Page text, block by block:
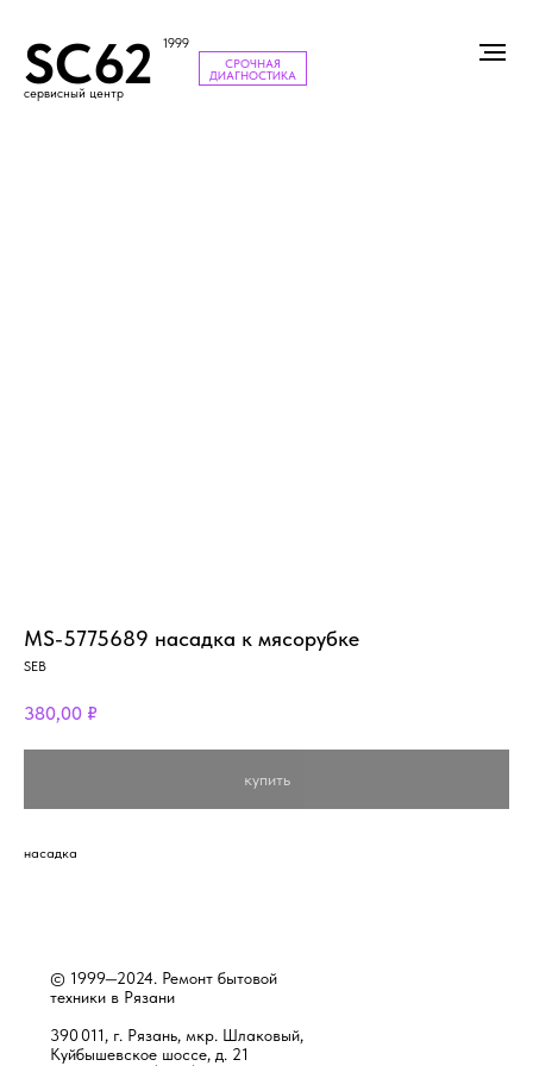
SC62 1999
сервисный центр
СРОЧНАЯ
ДИАГНОСТИКА
MS-5775689 насадка к мясорубке
SEB
380,00 ₽
купить
насадка
© 1999—2024. Ремонт бытовой
техники в Рязани
390 011, г. Рязань, мкр. Шлаковый,
Куйбышевское шоссе, д. 21